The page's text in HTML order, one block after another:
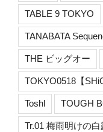
TABLE 9 TOKYO
TANABATA
THE ビッグオー
TOKYO0518【
Toshl TOUGH
Tr.01 梅雨明けの白